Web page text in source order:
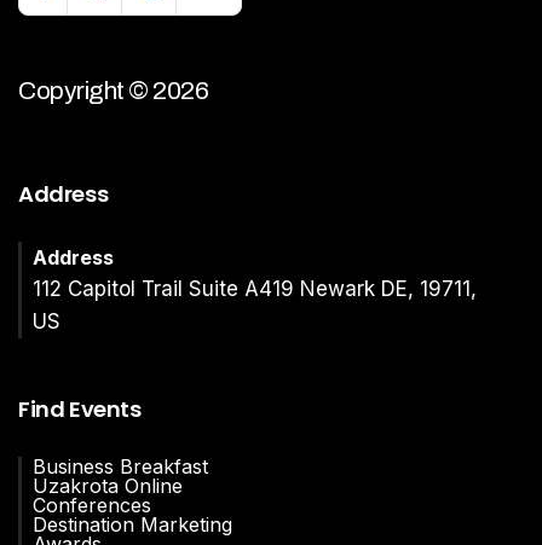
Copyright © 2026
Address
Address
112 Capitol Trail Suite A419 Newark DE, 19711,
US
Find Events
Business Breakfast
Uzakrota Online
Conferences
Destination Marketing